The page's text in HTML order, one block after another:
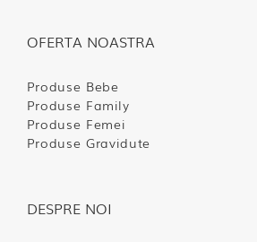
OFERTA NOASTRA
Produse Bebe
Produse Family
Produse Femei
Produse Gravidute
DESPRE NOI